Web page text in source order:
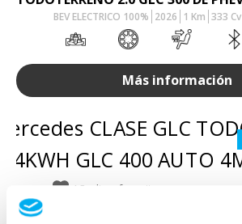
BEV ELECTRICO 100% 2026 1 Km 333 Cv
Más información
Añadir a favoritos